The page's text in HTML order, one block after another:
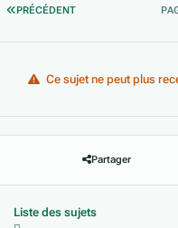
PREMIÈRE PAGE
PRÉCÉDENT
Ce sujet ne peut plus
Partager
Liste des sujets